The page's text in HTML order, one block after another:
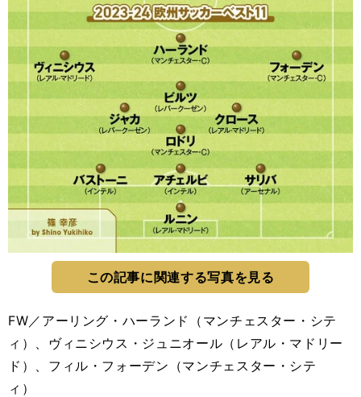
この記事に関連する写真を見る
FW／アーリング・ハーランド（マンチェスター・シテ
ィ）、ヴィニシウス・ジュニオール（レアル・マドリー
ド）、フィル・フォーデン（マンチェスター・シテ
ィ）